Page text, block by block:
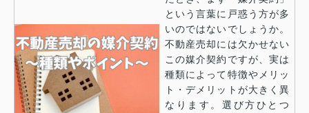
という言葉に戸惑う方が多
いのではないでしょうか。
不動産売却には欠かせない
この媒介契約ですが、実は
種類によって特徴やメリッ
ト・デメリットが大きく異
なります。選び方ひとつ